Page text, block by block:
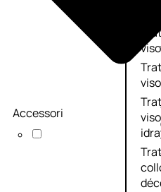
viso
Accessori